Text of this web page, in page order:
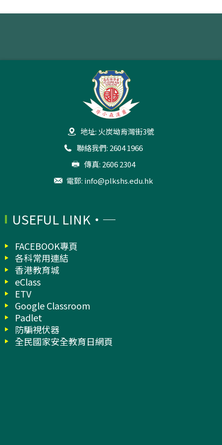
地址: 火炭坳背灣街3號
聯絡我們: 2604 1966
傳真: 2606 2304
電郵: info@plkshs.edu.hk
USEFUL LINK
FACEBOOK專頁
各科常用連結
香港教育城
eClass
ETV
Google Classroom
Padlet
防騙視伏器
全民國家安全教育日網頁